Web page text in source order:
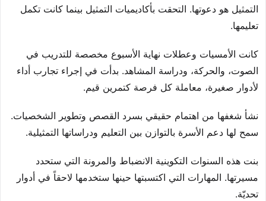
التمثيل هو دعوتها. التحقت بأكاديميات التمثيل بينما كانت تكمل
تعليمها.
كانت الأمسيات وعطلات نهاية الأسبوع مخصصة للتدريب في
الصوت، والحركة، ودراسة المشاهد. بدأت في إجراء تجارب أداء
لأدوار صغيرة، معاملة كل فرصة كتمرين قيم.
نشأ شغفها من اهتمام حقيقي بسرد القصص وتطوير الشخصيات.
سمح لها دعم الأسرة بالتوازن بين التعليم ودراساتها التمثيلية.
بنت هذه السنوات التكوينية الانضباط والمرونة التي ستحدد
مسيرتها. المهارات التي اكتسبتها حينها ستخدمها لاحقاً في أدوار
تحديّة.